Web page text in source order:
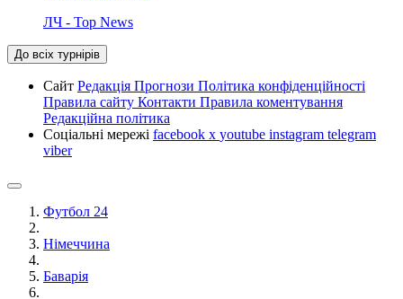
ЛЧ - Top News
До всіх турнірів
Сайт Редакція Прогнози Політика конфіденційності
Правила сайту Контакти Правила коментування
Редакційна політика
Соціальні мережі facebook x youtube instagram telegram
viber
Футбол 24
Німеччина
Баварія